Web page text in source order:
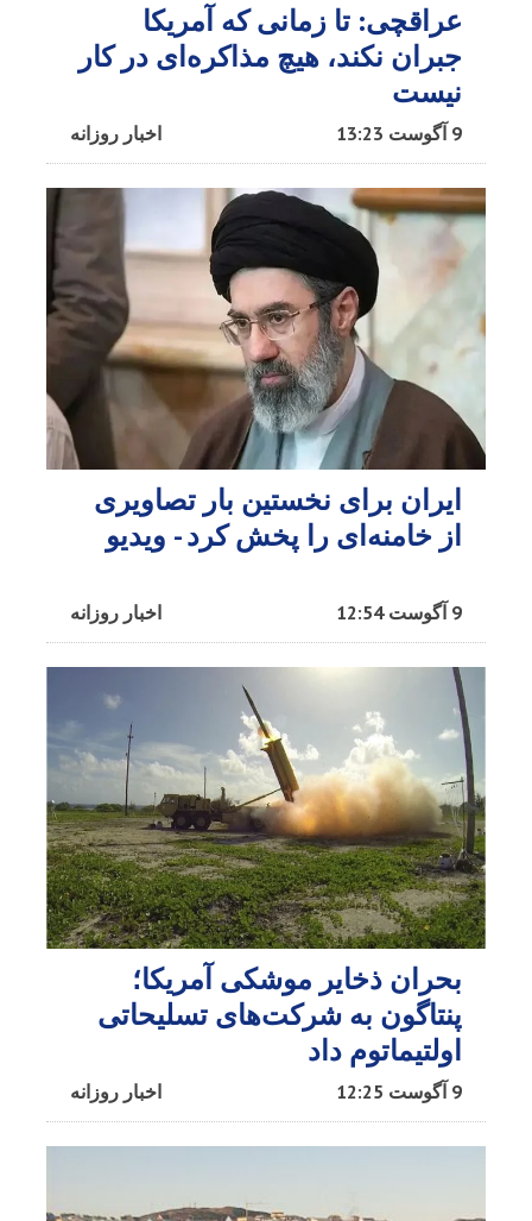
عراقچی: تا زمانی که آمریکا
جبران نکند، هیچ مذاکره‌ای در کار
نیست
اخبار روزانه 9 آگوست 13:23
ایران برای نخستین بار تصاویری
از خامنه‌ای را پخش کرد - ویدیو
اخبار روزانه 9 آگوست 12:54
بحران ذخایر موشکی آمریکا؛
پنتاگون به شرکت‌های تسلیحاتی
اولتیماتوم داد
اخبار روزانه 9 آگوست 12:25